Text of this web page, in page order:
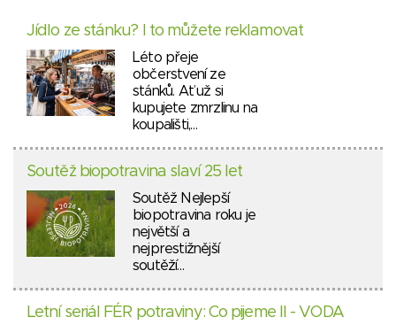
Jídlo ze stánku? I to můžete reklamovat
Léto přeje
občerstvení ze
stánků. Ať už si
kupujete zmrzlinu na
koupališti,…
Soutěž biopotravina slaví 25 let
Soutěž Nejlepší
biopotravina roku je
největší a
nejprestižnější
soutěží…
Letní seriál FÉR potraviny: Co pijeme II - VODA